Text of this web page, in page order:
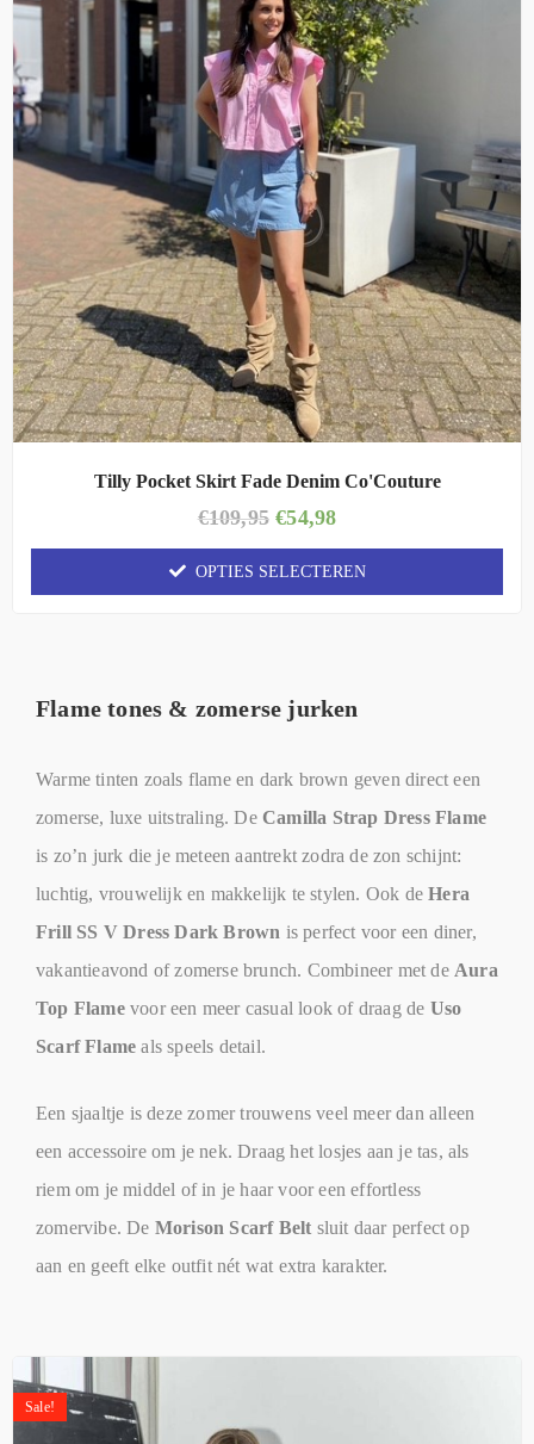
Tilly Pocket Skirt Fade Denim Co'Couture
€109,95 €54,98
OPTIES SELECTEREN
Flame tones & zomerse jurken
Warme tinten zoals flame en dark brown geven direct een
zomerse, luxe uitstraling. De Camilla Strap Dress Flame
is zo’n jurk die je meteen aantrekt zodra de zon schijnt:
luchtig, vrouwelijk en makkelijk te stylen. Ook deHera
Frill SS V Dress Dark Brown is perfect voor een diner,
vakantieavond of zomerse brunch. Combineer met de Aura
Top Flamevoor een meer casual look of draag de Uso
Scarf Flame als speels detail.
Een sjaaltje is deze zomer trouwens veel meer dan alleen
een accessoire om je nek. Draag het losjes aan je tas, als
riem om je middel of in je haar voor een effortless
zomervibe. De Morison Scarf Belt sluit daar perfect op
aan en geeft elke outfit nét wat extra karakter.
Sale!